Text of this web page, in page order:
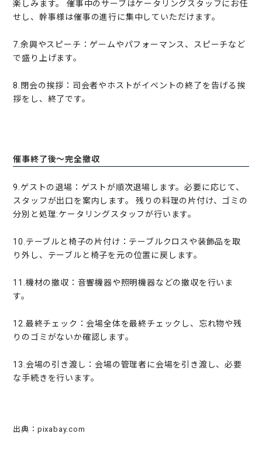
楽しみます。 催事中のサーブはケータリングスタッフにお任
せし、幹事様は催事の進行に集中していただけます。
7.余興やスピーチ：ゲームやパフォーマンス、スピーチなど
で盛り上げます。
8.閉会の挨拶：司会者やホストがイベントの終了を告げる挨
拶をし、終了です。
催事終了後〜完全撤収
9.ゲストの退場：ゲストが順次退場します。必要に応じて、
スタッフが出口を案内します。 残りの料理の片付け、ゴミの
分別と処理:ケータリングスタッフが行います。
10.テーブルと椅子の片付け：テーブルクロスや装飾品を取
り外し、テーブルと椅子を元の位置に戻します。
11.機材の撤収：音響機器や照明機器などの撤収を行いま
す。
12.最終チェック：会場全体を最終チェックし、忘れ物や残
りのゴミがないか確認します。
13.会場の引き渡し：会場の管理者に会場を引き渡し、必要
な手続きを行います。
出典：pixabay.com